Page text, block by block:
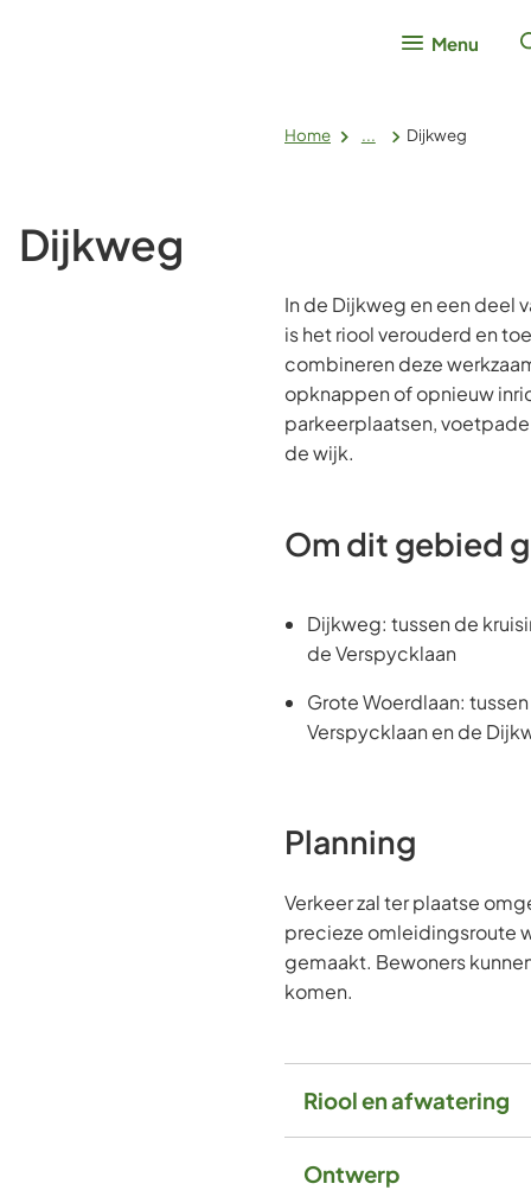
Menu
Home ... Dijkweg
Dijkweg
In de Dijkweg en een deel
is het riool verouderd en
combineren deze
opknappen of opnieuw
parkeerplaatsen,
de wijk.
Om dit gebied
Dijkweg: tussen de
de Verspycklaan
Grote Woerdlaan:
Verspycklaan en de
Planning
Verkeer zal ter plaatse
precieze omleidingsroute
gemaakt. Bewoners
komen.
Riool en afwatering
Ontwerp